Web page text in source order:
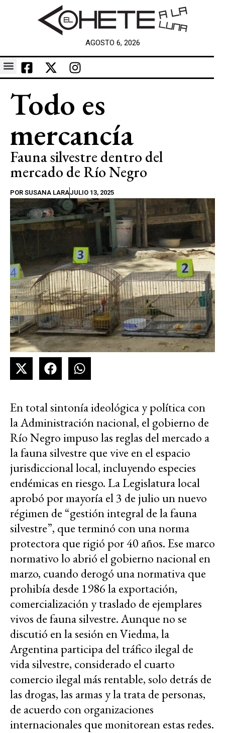
AGOSTO 6, 2026
Todo es
mercancía
Fauna silvestre dentro del
mercado de Río Negro
POR SUSANA LARAJULIO 13, 2025
En total sintonía ideológica y política con
la Administración nacional, el gobierno de
Río Negro impuso las reglas del mercado a
la fauna silvestre que vive en el espacio
jurisdiccional local, incluyendo especies
endémicas en riesgo. La Legislatura local
aprobó por mayoría el 3 de julio un nuevo
régimen de “gestión integral de la fauna
silvestre”, que terminó con una norma
protectora que rigió por 40 años. Ese marco
normativo lo abrió el gobierno nacional en
marzo, cuando derogó una normativa que
prohibía desde 1986 la exportación,
comercialización y traslado de ejemplares
vivos de fauna silvestre. Aunque no se
discutió en la sesión en Viedma, la
Argentina participa del tráfico ilegal de
vida silvestre, considerado el cuarto
comercio ilegal más rentable, solo detrás de
las drogas, las armas y la trata de personas,
de acuerdo con organizaciones
internacionales que monitorean estas redes.